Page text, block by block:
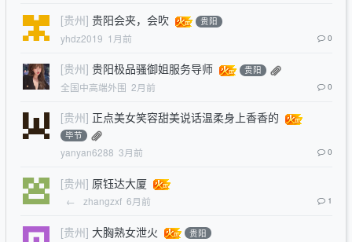
[贵州] 贵阳会夹，会吹 贵阳
yhdz2019 1月前 0
[贵州] 贵阳极品骚御姐服务导师 贵阳
全国中高端外围 2月前 0
[贵州] 正点美女笑容甜美说话温柔身上香香的
毕节
yanyan6288 3月前 0
[贵州] 原钰达大厦
← zhangzxf 6月前 1
[贵州] 大胸熟女泄火 贵阳